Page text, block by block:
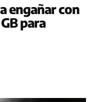
engañar con
para